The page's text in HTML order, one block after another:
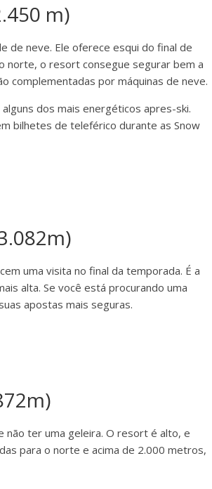
m)
de neve. Ele oferece esqui do final de
norte, o resort consegue segurar bem a
complementadas por máquinas de neve.
dos mais energéticos apres-ski.
bilhetes de teleférico durante as Snow
uma visita no final da temporada. É a
alta. Se você está procurando uma
apostas mais seguras.
não ter uma geleira. O resort é alto, e
para o norte e acima de 2.000 metros,